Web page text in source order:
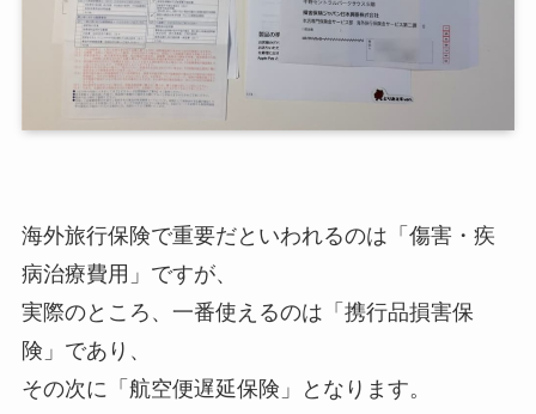
海外旅行保険で重要だといわれるのは「傷害・疾
病治療費用」ですが、
実際のところ、一番使えるのは「携行品損害保
険」であり、
その次に「航空便遅延保険」となります。